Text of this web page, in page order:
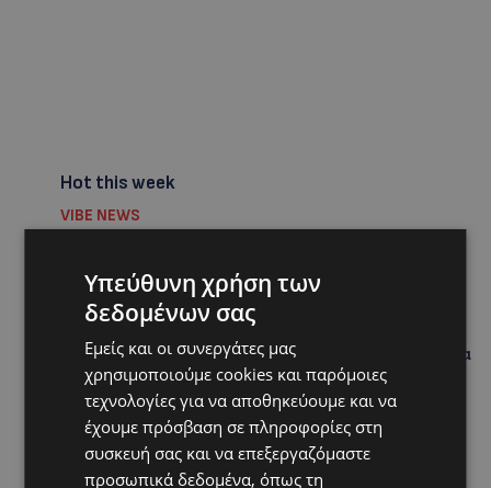
Hot this week
VIBE NEWS
VIBE NEWS
ταξίδι ευεξίας, γεμάτο γεύση, ενέργεια και χαμόγελα
σε όλη την Κύπρο
ΚΑΤΟΙΚΙΔΙΑ
ΠΑΓΚΟΣΜΙΑ ΗΜΕΡΑ ΓΑΤΑΣ: Χιλιάδες στην Κύπρο,
καθεμία μοναδική – Το χαδιάρικο τετράποδο με τη
Υπεύθυνη χρήση των
δεδομένων σας
Εμείς και οι συνεργάτες μας
χρησιμοποιούμε cookies και παρόμοιες
τεχνολογίες για να αποθηκεύουμε και να
έχουμε πρόσβαση σε πληροφορίες στη
συσκευή σας και να επεξεργαζόμαστε
προσωπικά δεδομένα, όπως τη